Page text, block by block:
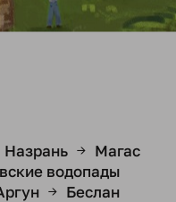
Назрань → Магас
водопады
→ Беслан